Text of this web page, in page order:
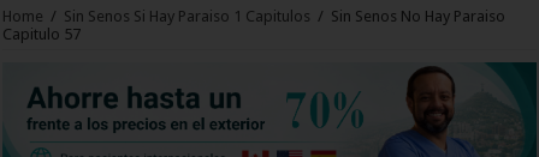
Home / Sin Senos Si Hay Paraiso 1 Capitulos / Sin Senos No Hay Paraiso
Capitulo 57